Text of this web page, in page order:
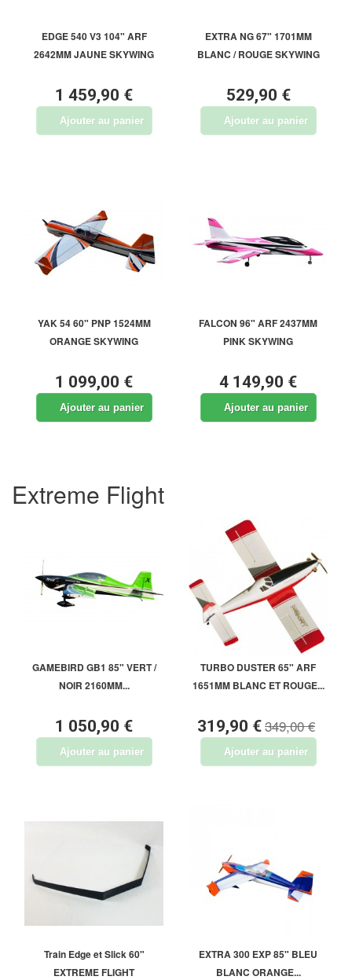
EDGE 540 V3 104" ARF
2642MM JAUNE SKYWING
1 459,90 €
Ajouter au panier
EXTRA NG 67" 1701MM
BLANC / ROUGE SKYWING
529,90 €
Ajouter au panier
YAK 54 60" PNP 1524MM
ORANGE SKYWING
1 099,00 €
Ajouter au panier
FALCON 96" ARF 2437MM
PINK SKYWING
4 149,90 €
Ajouter au panier
Extreme Flight
GAMEBIRD GB1 85" VERT /
NOIR 2160MM...
1 050,90 €
Ajouter au panier
TURBO DUSTER 65" ARF
1651MM BLANC ET ROUGE...
319,90 €349,00 €
Ajouter au panier
Train Edge et Slick 60"
EXTREME FLIGHT
EXTRA 300 EXP 85" BLEU
BLANC ORANGE...